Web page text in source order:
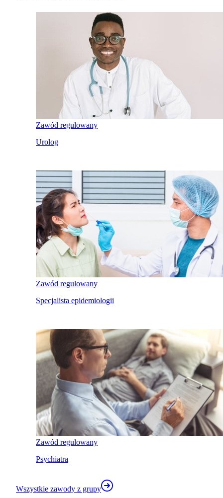
Zawód regulowany
Urolog
Zawód regulowany
Specjalista epidemiologii
Zawód regulowany
Psychiatra
Wszystkie zawody z grupy